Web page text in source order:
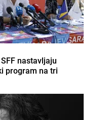
nastavljaju
program na tri